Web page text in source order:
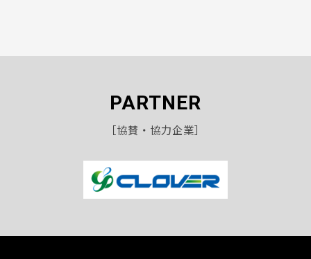
PARTNER
［協賛・協力企業］